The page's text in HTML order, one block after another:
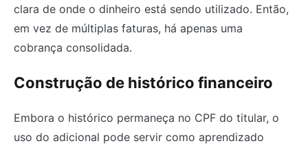
clara de onde o dinheiro está sendo utilizado. Então,
em vez de múltiplas faturas, há apenas uma
cobrança consolidada.
Construção de histórico financeiro
Embora o histórico permaneça no CPF do titular, o
uso do adicional pode servir como aprendizado